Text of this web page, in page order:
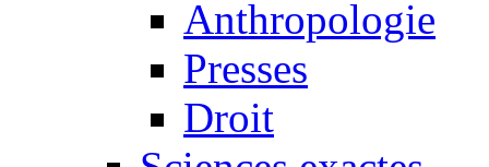
Anthropologie
Presses
Droit